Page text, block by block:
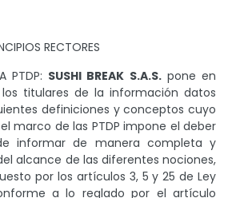
RECTORES
PTDP: SUSHI BREAK S.A.S.pone en
titulares de la información datos
definiciones y conceptos cuyo
marco de las PTDP impone el deber
informar de manera completa y
alcance de las diferentes nociones,
por los artículos 3, 5 y 25 de Ley
a lo reglado por el artículo